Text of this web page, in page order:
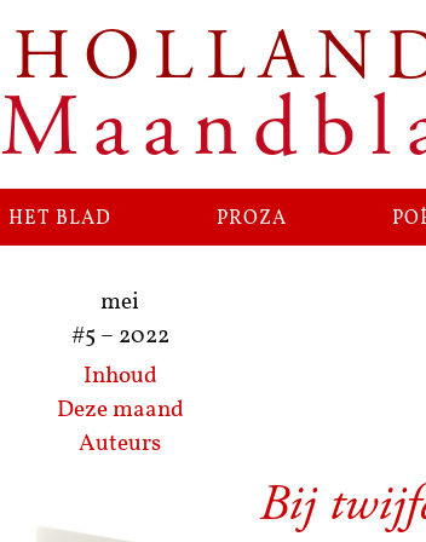
Ga
naar
de
inhoud
het blad proza
mei
#5 – 2022
Inhoud
Deze maand
Auteurs
Bij